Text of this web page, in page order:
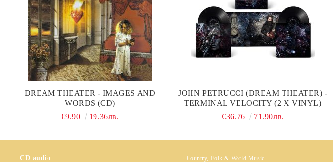
DREAM THEATER - IMAGES AND
WORDS (CD)
€9.90
19.36лв.
JOHN PETRUCCI (DREAM THEATER) -
TERMINAL VELOCITY (2 X VINYL)
€36.76
71.90лв.
CD audio
Country, Folk & World Music